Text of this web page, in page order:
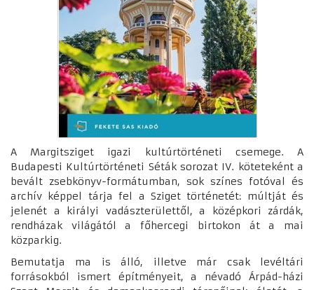
A Margitsziget igazi kultúrtörténeti csemege. A
Budapesti Kultúrtörténeti Séták sorozat IV. köteteként a
bevált zsebkönyv-formátumban, sok színes fotóval és
archív képpel tárja fel a Sziget történetét: múltját és
jelenét a királyi vadászterülettől, a középkori zárdák,
rendházak világától a főhercegi birtokon át a mai
közparkig.
Bemutatja ma is álló, illetve már csak levéltári
forrásokból ismert építményeit, a névadó Árpád-házi